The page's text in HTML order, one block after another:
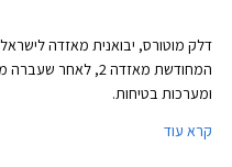
דלק מוטורס, יבואנית מאזדה
המחודשת מאזדה 2,
ומערכות בטיחות.
קרא עוד